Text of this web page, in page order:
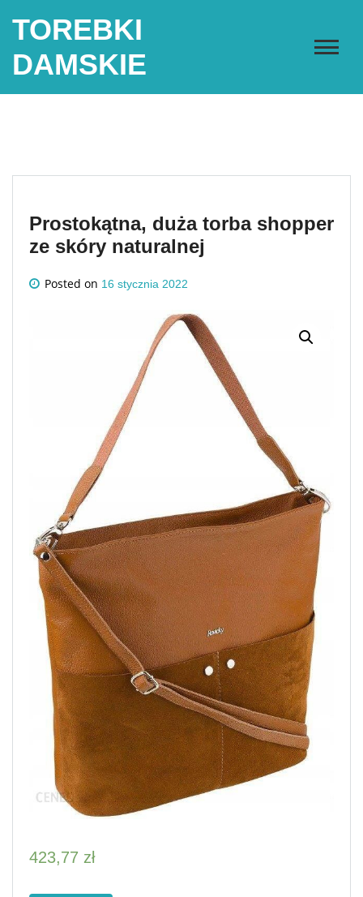
TOREBKI
DAMSKIE
Prostokątna, duża torba shopper
ze skóry naturalnej
Posted on 16 stycznia 2022
423,77 zł